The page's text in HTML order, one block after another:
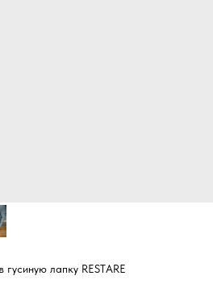
лапку RESTARE